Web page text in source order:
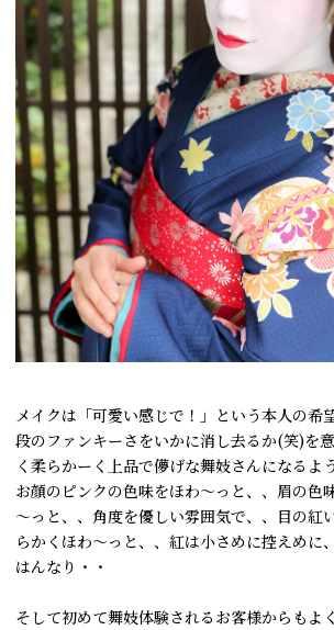
メイクは「可愛い感じで！」という本人の希
段のファンキーさをいかに消し去るか(笑)を
く柔らかーく上品で儚げな舞妓さんになるよ
お顔のピンクの色味をほわ～っと、、眉の色
～っと、、角度を優しい雰囲気で、、目の紅
らかくほわ～っと、、紅は小さめに控えめに、
はんなり・・
そして初めて舞妓体験されるお客様からもよ